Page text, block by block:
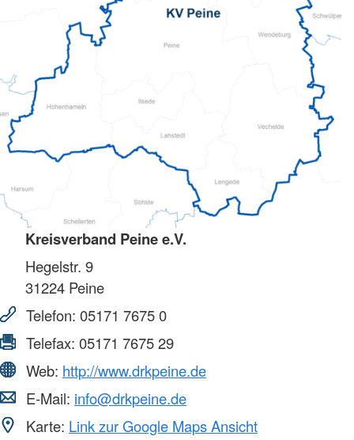
Kreisverband Peine e.V.
Hegelstr. 9
31224 Peine
Telefon: 05171 7675 0
Telefax: 05171 7675 29
Web: http://www.drkpeine.de
E-Mail: info@drkpeine.de
Karte: Link zur Google Maps Ansicht